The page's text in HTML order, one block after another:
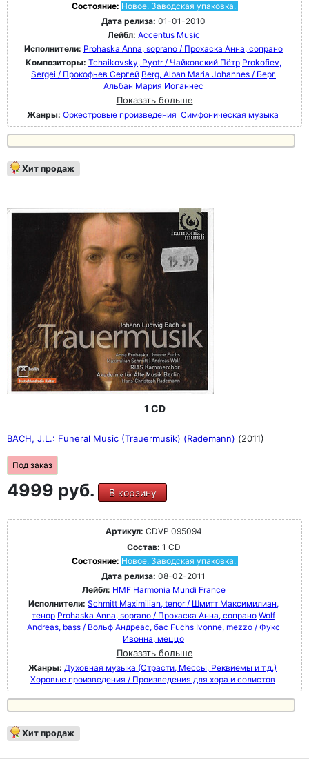
Состояние: Новое. Заводская упаковка.
Дата релиза: 01-01-2010
Лейбл: Accentus Music
Исполнители: Prohaska Anna, soprano / Прохаска Анна, сопрано
Композиторы: Tchaikovsky, Pyotr / Чайковский Пётр Prokofiev,
Sergei / Прокофьев Сергей Berg, Alban Maria Johannes / Берг
Альбан Мария Иоганнес
Показать больше
Жанры: Оркестровые произведения Симфоническая музыка
Хит продаж
1 CD
BACH, J.L.: Funeral Music (Trauermusik) (Rademann) (2011)
Под заказ
4999 руб. В корзину
Артикул: CDVP 095094
Состав: 1 CD
Состояние: Новое. Заводская упаковка.
Дата релиза: 08-02-2011
Лейбл: HMF Harmonia Mundi France
Исполнители: Schmitt Maximilian, tenor / Шмитт Максимилиан,
тенор Prohaska Anna, soprano / Прохаска Анна, сопрано Wolf
Andreas, bass / Вольф Андреас, бас Fuchs Ivonne, mezzo / Фукс
Ивонна, меццо
Показать больше
Жанры: Духовная музыка (Страсти, Мессы, Реквиемы и т.д.)
Хоровые произведения / Произведения для хора и солистов
Хит продаж